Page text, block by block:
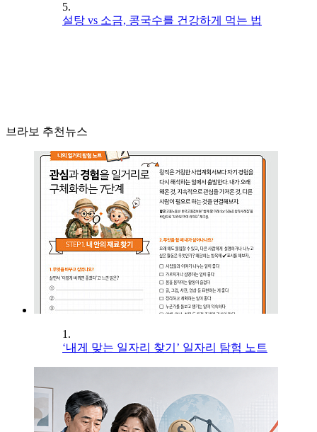
5.
설탕 vs 소금, 콩국수를 건강하게 먹는 법
브라보 추천뉴스
1.
‘내게 맞는 일자리 찾기’ 일자리 탐험 노트